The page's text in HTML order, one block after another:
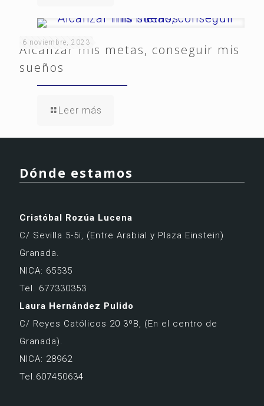
6 noviembre, 2023
Alcanzar mis metas, conseguir mis
sueños
Leer más
Dónde estamos
Cristóbal Rozúa Lucena
C/ Sevilla 5-5i, (Entre Arabial y Plaza Einstein)
Granada.
NICA: 65535
Tel. 677330353
Laura Hernández Pulido
C/ Reyes Católicos 20 3ºB, (En el centro de
Granada).
NICA: 28962
Tel.607450634